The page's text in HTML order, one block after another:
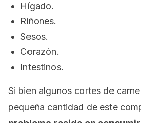
Hígado.
Riñones.
Sesos.
Corazón.
Intestinos.
Si bien algunos cortes de
pequeña cantidad de este